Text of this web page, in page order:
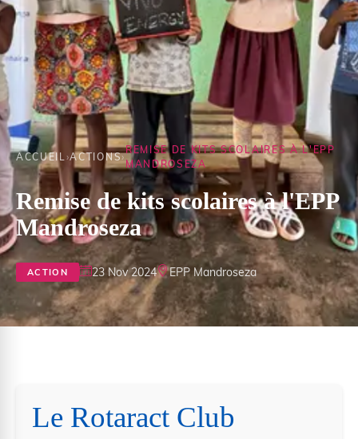
ACCUEIL›ACTIONS›
REMISE DE KITS SCOLAIRES À L'EPP
MANDROSEZA
Remise de kits scolaires à l'EPP
Mandroseza
ACTION 23 Nov 2024 EPP Mandroseza
Le Rotaract Club